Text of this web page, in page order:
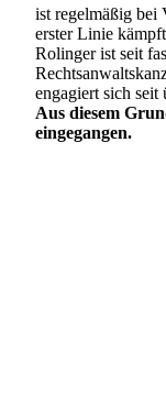
ist regelmäßig
erster Linie
Rolinger ist seit
engagiert sich seit
Aus diesem
eingegangen.